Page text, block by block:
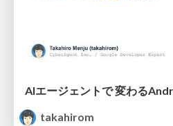
AIエージェントで 変わる
takahirom